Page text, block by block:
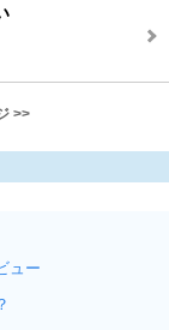
>>
ュー